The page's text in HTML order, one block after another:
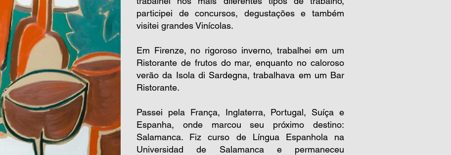
participei de concursos, degustações e também
visitei grandes Vinícolas.
Em Firenze, no rigoroso inverno, trabalhei em um
Ristorante de frutos do mar, enquanto no caloroso
verão da Isola di Sardegna, trabalhava em um Bar
Ristorante.
Passei pela França, Inglaterra, Portugal, Suíça e
Espanha, onde marcou seu próximo destino:
Salamanca. Fiz curso de Língua Espanhola na
Universidad de Salamanca e permaneceu